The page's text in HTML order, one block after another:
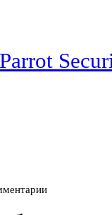
Parrot